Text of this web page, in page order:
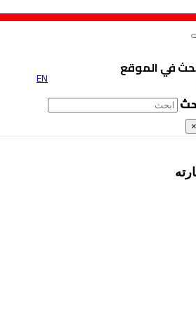
في الموقع
×
EN